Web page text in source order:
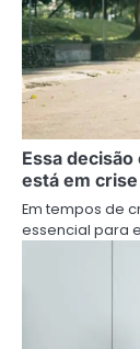
Essa
está em crise
Em tempos de
essencial para